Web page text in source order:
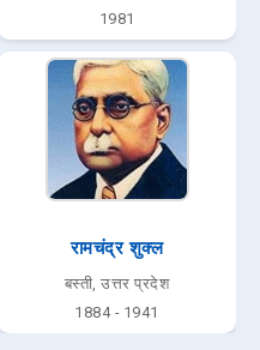
1981
रामचंद्र शुक्ल
बस्ती, उत्तर प्रदेश
1884 - 1941